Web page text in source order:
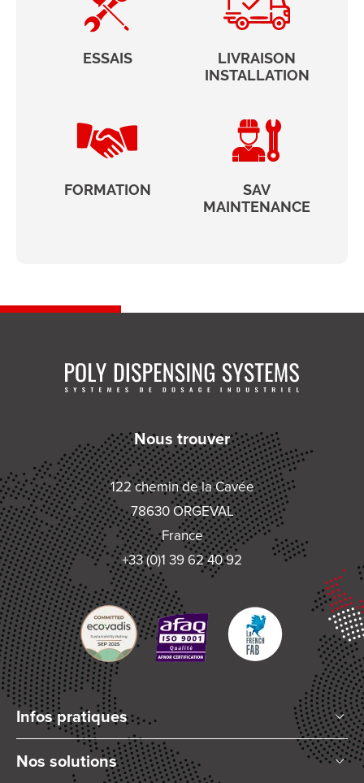
ESSAIS
LIVRAISON
INSTALLATION
FORMATION
SAV
MAINTENANCE
Nous trouver
122 chemin de la Cavée
78630 ORGEVAL
France
+33 (0)1 39 62 40 92
Infos pratiques
Qui sommes-nous ?
Articles et Actualités
Nos solutions